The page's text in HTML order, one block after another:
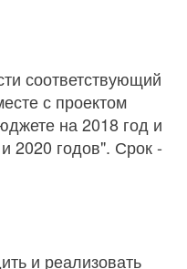
соответствующий
с проектом
на 2018 год и
2020 годов". Срок -
и реализовать